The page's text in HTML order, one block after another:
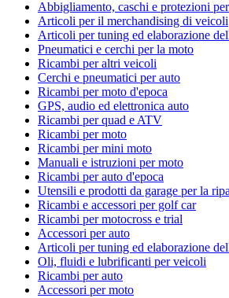
Abbigliamento, caschi e protezioni
Articoli per il merchandising di veicoli
Articoli per tuning ed elaborazione
Pneumatici e cerchi per la moto
Ricambi per altri veicoli
Cerchi e pneumatici per auto
Ricambi per moto d'epoca
GPS, audio ed elettronica auto
Ricambi per quad e ATV
Ricambi per moto
Ricambi per mini moto
Manuali e istruzioni per moto
Ricambi per auto d'epoca
Utensili e prodotti da garage per la
Ricambi e accessori per golf car
Ricambi per motocross e trial
Accessori per auto
Articoli per tuning ed elaborazione
Oli, fluidi e lubrificanti per veicoli
Ricambi per auto
Accessori per moto